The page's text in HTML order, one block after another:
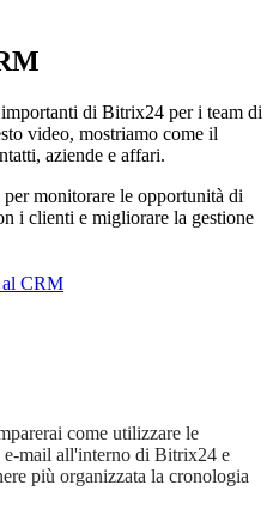
di Bitrix24 per i team di
video, mostriamo come il
aziende e affari.
monitorare le opportunità di
i clienti e migliorare la gestione
CRM
come utilizzare le
mail all'interno di Bitrix24 e
più organizzata la cronologia